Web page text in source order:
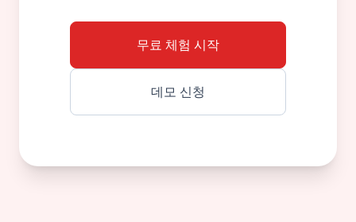
무료 체험 시작
데모 신청